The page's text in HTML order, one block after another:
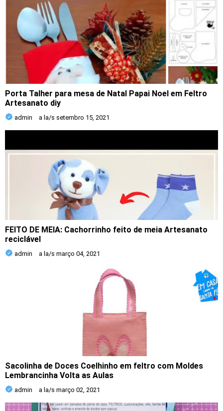
Porta Talher para mesa de Natal Papai Noel em Feltro
Artesanato diy
admin a la/s setembro 15, 2021
FEITO DE MEIA: Cachorrinho feito de meia Artesanato
reciclável
admin a la/s março 04, 2021
Sacolinha de Doces Coelhinho em feltro com Moldes
Lembrancinha Volta as Aulas
admin a la/s março 02, 2021